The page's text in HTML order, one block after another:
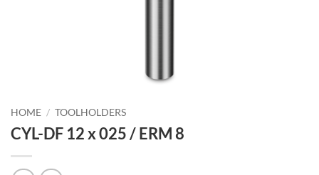
HOME / TOOLHOLDERS
CYL-DF 12 x 025 / ERM 8